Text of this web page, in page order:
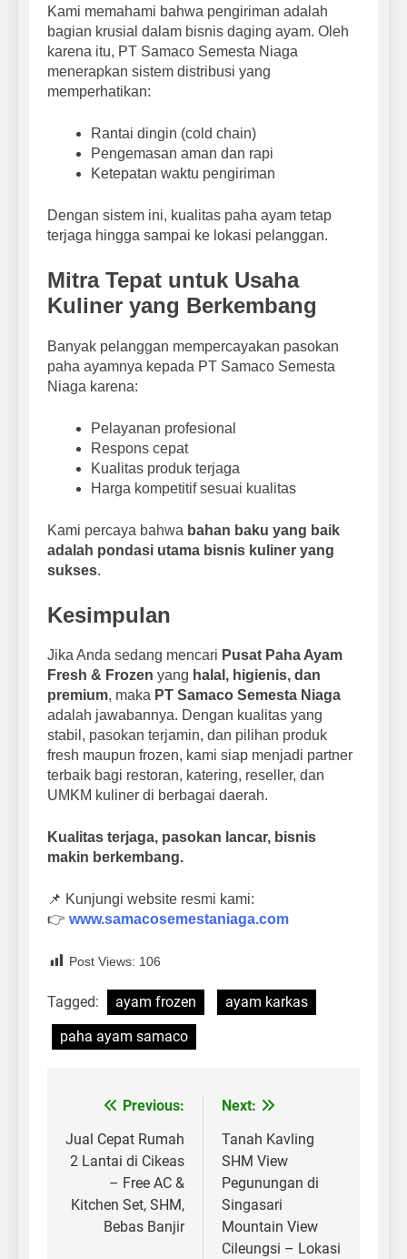
Kami memahami bahwa pengiriman adalah
bagian krusial dalam bisnis daging ayam. Oleh
karena itu, PT Samaco Semesta Niaga
menerapkan sistem distribusi yang
memperhatikan:
Rantai dingin (cold chain)
Pengemasan aman dan rapi
Ketepatan waktu pengiriman
Dengan sistem ini, kualitas paha ayam tetap
terjaga hingga sampai ke lokasi pelanggan.
Mitra Tepat untuk Usaha
Kuliner yang Berkembang
Banyak pelanggan mempercayakan pasokan
paha ayamnya kepada PT Samaco Semesta
Niaga karena:
Pelayanan profesional
Respons cepat
Kualitas produk terjaga
Harga kompetitif sesuai kualitas
Kami percaya bahwa bahan baku yang baik
adalah pondasi utama bisnis kuliner yang
sukses.
Kesimpulan
Jika Anda sedang mencari Pusat Paha Ayam
Fresh & Frozen yang halal, higienis, dan
premium, maka PT Samaco Semesta Niaga
adalah jawabannya. Dengan kualitas yang
stabil, pasokan terjamin, dan pilihan produk
fresh maupun frozen, kami siap menjadi partner
terbaik bagi restoran, katering, reseller, dan
UMKM kuliner di berbagai daerah.
Kualitas terjaga, pasokan lancar, bisnis
makin berkembang.
📌 Kunjungi website resmi kami:
👉 www.samacosemestaniaga.com
Post Views: 106
Tagged: ayam frozen
ayam karkas
paha ayam samaco
Post
navigation
Previous:
Jual Cepat Rumah
2 Lantai di Cikeas
– Free AC &
Kitchen Set, SHM,
Bebas Banjir
Next:
Tanah Kavling
SHM View
Pegunungan di
Singasari
Mountain View
Cileungsi – Lokasi